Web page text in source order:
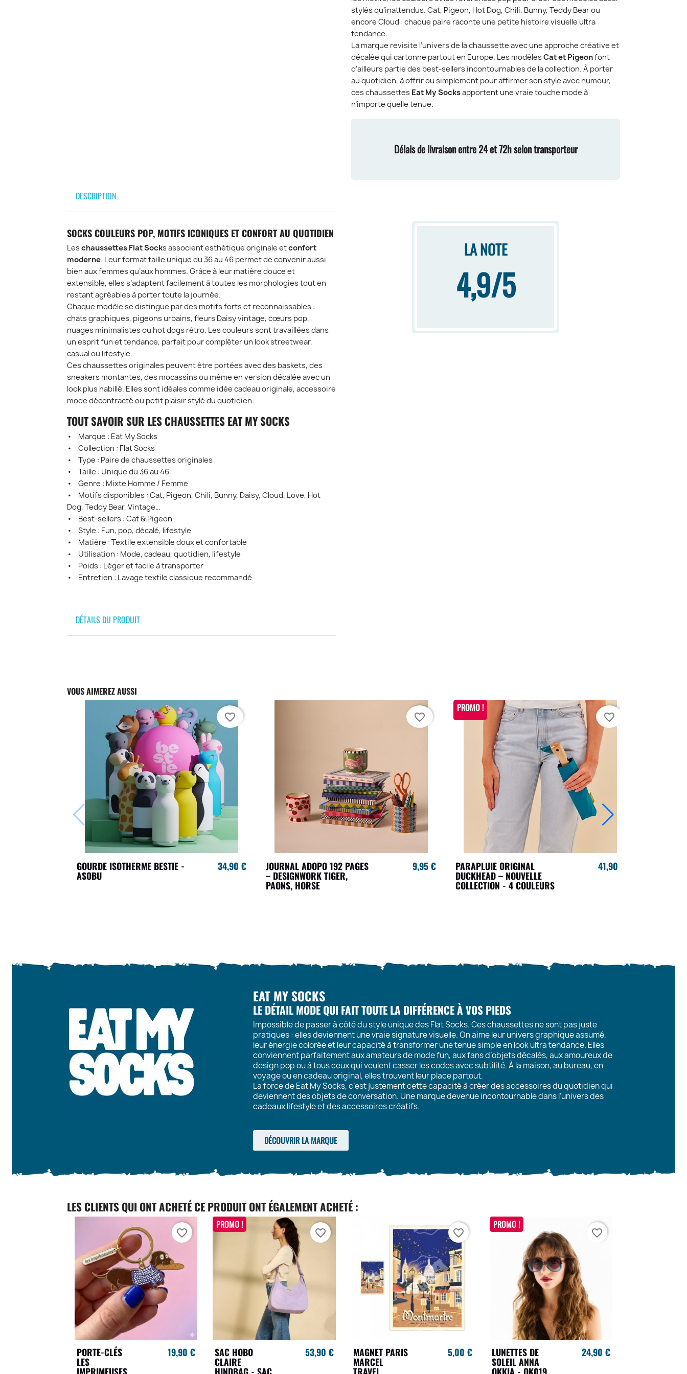
stylés qu’inattendus. Cat, Pigeon, Hot Dog, Chili, Bunny, Teddy Bear ou
encore Cloud : chaque paire raconte une petite histoire visuelle ultra
tendance.
La marque revisite l’univers de la chaussette avec une approche créative et
décalée qui cartonne partout en Europe. Les modèlesCat et Pigeonfont
d’ailleurs partie des best-sellers incontournables de la collection. À porter
au quotidien, à offrir ou simplement pour affirmer son style avec humour,
ces chaussettes Eat My Socksapportent une vraie touche mode à
n’importe quelle tenue.
Délais de livraison entre 24 et 72h selon transporteur
DESCRIPTION
SOCKS COULEURS POP, MOTIFS ICONIQUES ET CONFORT AU QUOTIDIEN
Leschaussettes Flat Socks associent esthétique originale etconfort
moderne. Leur format taille unique du 36 au 46 permet de convenir aussi
bien aux femmes qu’aux hommes. Grâce à leur matière douce et
extensible, elles s’adaptent facilement à toutes les morphologies tout en
restant agréables à porter toute la journée.
Chaque modèle se distingue par des motifs forts et reconnaissables :
chats graphiques, pigeons urbains, fleurs Daisy vintage, cœurs pop,
nuages minimalistes ou hot dogs rétro. Les couleurs sont travaillées dans
un esprit fun et tendance, parfait pour compléter un look streetwear,
casual ou lifestyle.
Ces chaussettes originales peuvent être portées avec des baskets, des
sneakers montantes, des mocassins ou même en version décalée avec un
look plus habillé. Elles sont idéales comme idée cadeau originale, accessoire
mode décontracté ou petit plaisir stylé du quotidien.
TOUT SAVOIR SUR LES CHAUSSETTES EAT MY SOCKS
• Marque : Eat My Socks
• Collection : Flat Socks
• Type : Paire de chaussettes originales
• Taille : Unique du 36 au 46
• Genre : Mixte Homme / Femme
• Motifs disponibles : Cat, Pigeon, Chili, Bunny, Daisy, Cloud, Love, Hot
Dog, Teddy Bear, Vintage…
• Best-sellers : Cat & Pigeon
• Style : Fun, pop, décalé, lifestyle
• Matière : Textile extensible doux et confortable
• Utilisation : Mode, cadeau, quotidien, lifestyle
• Poids : Léger et facile à transporter
• Entretien : Lavage textile classique recommandé
DÉTAILS DU PRODUIT
LA NOTE
4,9/5
VOUS AIMEREZ AUSSI
GOURDE ISOTHERME BESTIE -
ASOBU
34,90 €
favorite_border
JOURNAL ADOPO 192 PAGES
– DESIGNWORK TIGER,
PAONS, HORSE
9,95 €
favorite_border
PARAPLUIE ORIGINAL
DUCKHEAD – NOUVELLE
COLLECTION - 4 COULEURS
41,90 €
PROMO !
favorite_border
EAT MY SOCKS
LE DÉTAIL MODE QUI FAIT TOUTE LA DIFFÉRENCE À VOS PIEDS
Impossible de passer à côté du style unique des Flat Socks. Ces chaussettes ne sont pas juste
pratiques : elles deviennent une vraie signature visuelle. On aime leur univers graphique assumé,
leur énergie colorée et leur capacité à transformer une tenue simple en look ultra tendance. Elles
conviennent parfaitement aux amateurs de mode fun, aux fans d’objets décalés, aux amoureux de
design pop ou à tous ceux qui veulent casser les codes avec subtilité. À la maison, au bureau, en
voyage ou en cadeau original, elles trouvent leur place partout.
La force de Eat My Socks, c’est justement cette capacité à créer des accessoires du quotidien qui
deviennent des objets de conversation. Une marque devenue incontournable dans l’univers des
cadeaux lifestyle et des accessoires créatifs.
DÉCOUVRIR LA MARQUE
LES CLIENTS QUI ONT ACHETÉ CE PRODUIT ONT ÉGALEMENT ACHETÉ :
PORTE-CLÉS
LES
19,90 €
favorite_border
SAC HOBO
CLAIRE
53,90 €
PROMO !
favorite_border
MAGNET PARIS
MARCEL
5,00 €
favorite_border
LUNETTES DE
SOLEIL ANNA
24,90 €
PROMO !
favorite_border